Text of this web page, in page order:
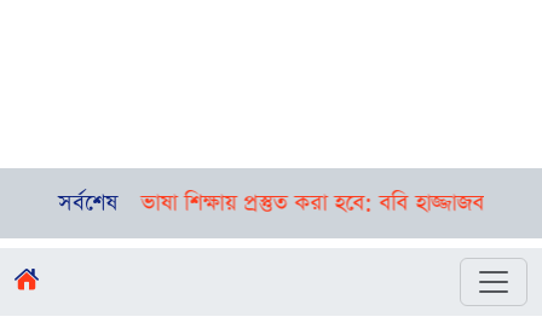
সর্বশেষ
ও ভাষা শিক্ষায় প্রস্তুত করা হবে: ববি হাজ্জাজবগুড়া-সিলেটে